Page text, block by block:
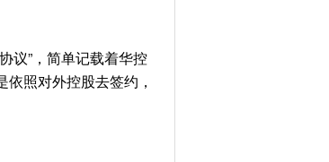
议”，简单记载着华控
照对外控股去签约，